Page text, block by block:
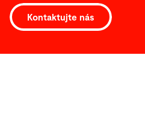
Kontaktujte nás